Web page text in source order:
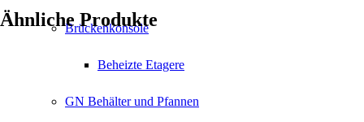
Brückenkonsole
Beheizte Etagere
GN Behälter und Pfannen
Ähnliche Produkte